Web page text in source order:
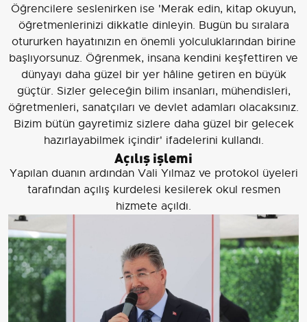
Öğrencilere seslenirken ise 'Merak edin, kitap okuyun,
öğretmenlerinizi dikkatle dinleyin. Bugün bu sıralara
otururken hayatınızın en önemli yolculuklarından birine
başlıyorsunuz. Öğrenmek, insana kendini keşfettiren ve
dünyayı daha güzel bir yer hâline getiren en büyük
güçtür. Sizler geleceğin bilim insanları, mühendisleri,
öğretmenleri, sanatçıları ve devlet adamları olacaksınız.
Bizim bütün gayretimiz sizlere daha güzel bir gelecek
hazırlayabilmek içindir' ifadelerini kullandı.
Açılış işlemi
Yapılan duanın ardından Vali Yılmaz ve protokol üyeleri
tarafından açılış kurdelesi kesilerek okul resmen
hizmete açıldı.